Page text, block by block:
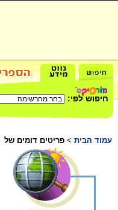
חיפוש לפי:
עמוד הבית > פריטים דומים של